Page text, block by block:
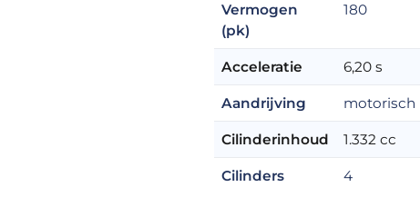
Vermogen
(pk)
180
Acceleratie 6,20 s
Aandrijving motorisch
Cilinderinhoud 1.332 cc
Cilinders 4